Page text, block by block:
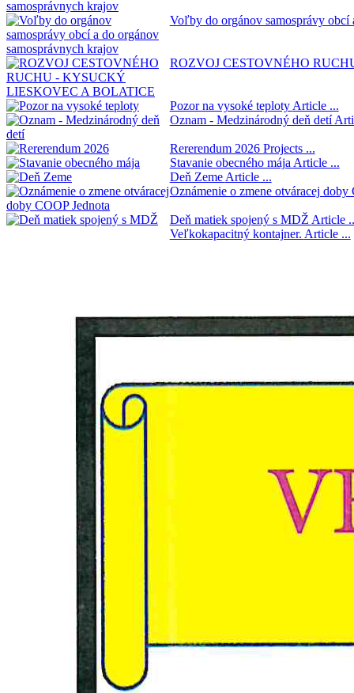
Voľby do orgánov samosprávy
ROZVOJ CESTOVNÉHO
Pozor na vysoké teploty Article ...
Oznam - Medzinárodný deň detí
Rererendum 2026 Projects ...
Stavanie obecného mája Article ...
Deň Zeme Article ...
Oznámenie o zmene otváracej doby
Deň matiek spojený s MDŽ Article
Veľkokapacitný kontajner. Article ...